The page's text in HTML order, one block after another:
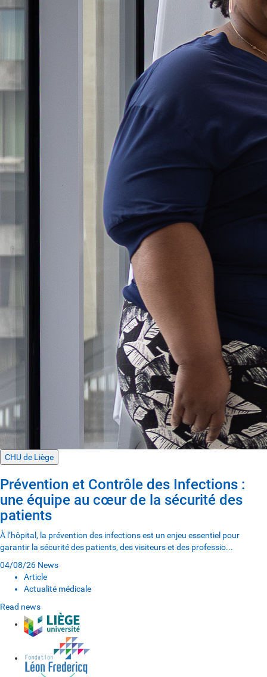
CHU de Liège
Prévention et Contrôle des Infections :
une équipe au cœur de la sécurité des
patients
À l’hôpital, la prévention des infections est un enjeu essentiel pour
garantir la sécurité des patients, des visiteurs et des professio...
04/08/26 News
Article
Actualité médicale
Read news